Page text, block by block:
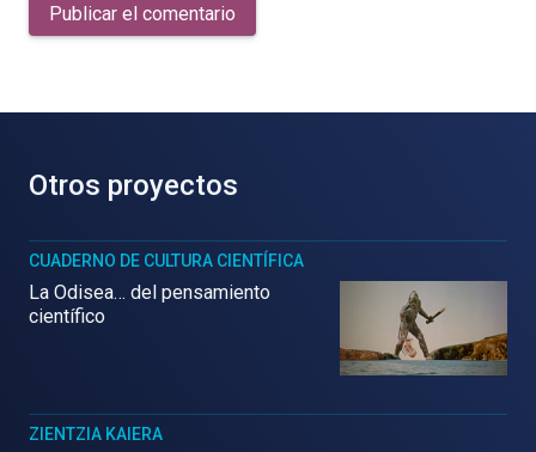
Publicar el comentario
Otros proyectos
CUADERNO DE CULTURA CIENTÍFICA
La Odisea… del pensamiento
científico
ZIENTZIA KAIERA